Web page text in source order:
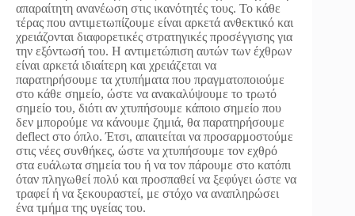
απαραίτητη ανανέωση στις ικανότητές τους. Το κάθε
τέρας που αντιμετωπίζουμε είναι αρκετά ανθεκτικό και
χρειάζονται διαφορετικές στρατηγικές προσέγγισης για
την εξόντωσή του. Η αντιμετώπιση αυτών των έχθρων
είναι αρκετά ιδιαίτερη και χρειάζεται να
παρατηρήσουμε τα χτυπήματα που πραγματοποιούμε
στο κάθε σημείο, ώστε να ανακαλύψουμε το τρωτό
σημείο του, διότι αν χτυπήσουμε κάποιο σημείο που
δεν μπορούμε να κάνουμε ζημιά, θα παρατηρήσουμε
deflect στο όπλο. Έτσι, απαιτείται να προσαρμοστούμε
στις νέες συνθήκες, ώστε να χτυπήσουμε τον εχθρό
στα ευάλωτα σημεία του ή να τον πάρουμε στο κατόπι
όταν πληγωθεί πολύ και προσπαθεί να ξεφύγει ώστε να
τραφεί ή να ξεκουραστεί, με στόχο να αναπληρώσει
ένα τμήμα της υγείας του.